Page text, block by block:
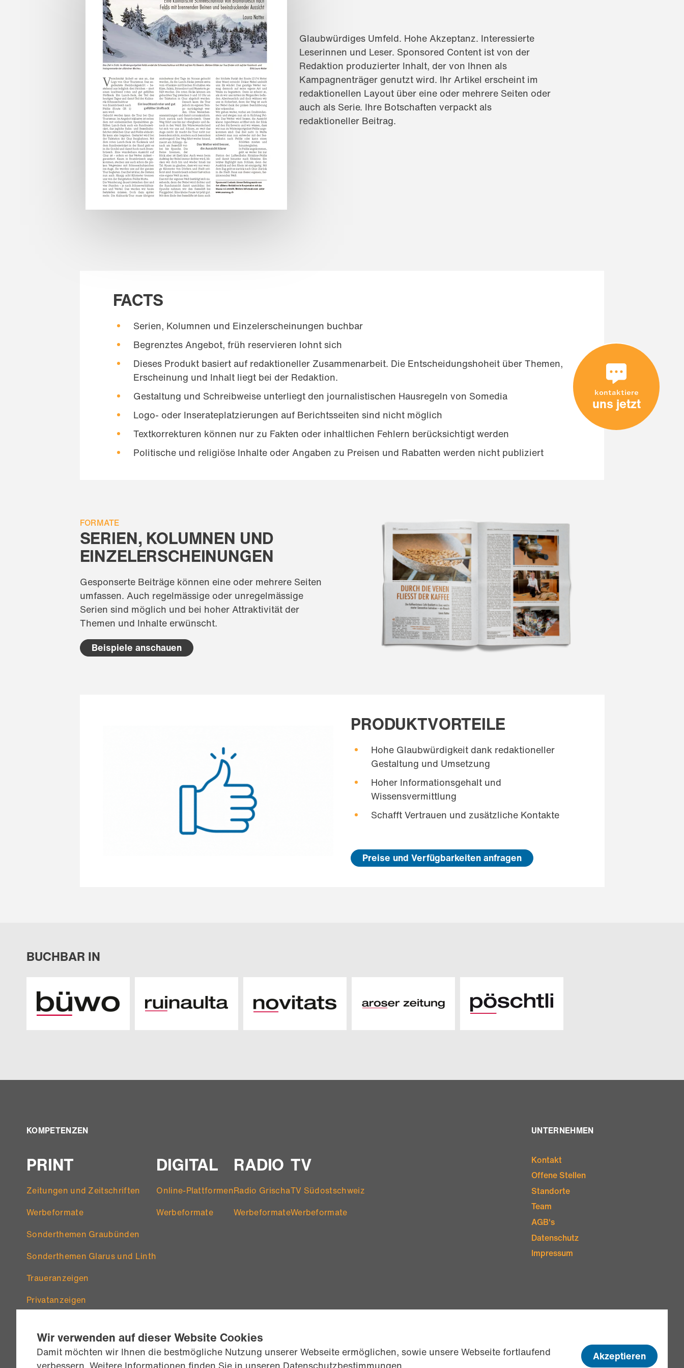
Glaubwürdiges Umfeld. Hohe Akzeptanz. Interessierte
Leserinnen und Leser. Sponsored Content ist von der
Redaktion produzierter Inhalt, der von Ihnen als
Kampagnenträger genutzt wird. Ihr Artikel erscheint im
redaktionellen Layout über eine oder mehrere Seiten oder
auch als Serie. Ihre Botschaften verpackt als
redaktioneller Beitrag.
FACTS
Serien, Kolumnen und Einzelerscheinungen buchbar
Begrenztes Angebot, früh reservieren lohnt sich
Dieses Produkt basiert auf redaktioneller Zusammenarbeit. Die Entscheidungshoheit über Themen,
Erscheinung und Inhalt liegt bei der Redaktion.
Gestaltung und Schreibweise unterliegt den journalistischen Hausregeln von Somedia
Logo- oder Inserateplatzierungen auf Berichtsseiten sind nicht möglich
Textkorrekturen können nur zu Fakten oder inhaltlichen Fehlern berücksichtigt werden
Politische und religiöse Inhalte oder Angaben zu Preisen und Rabatten werden nicht publiziert
FORMATE
SERIEN, KOLUMNEN UND
EINZELERSCHEINUNGEN
Gesponserte Beiträge können eine oder mehrere Seiten
umfassen. Auch regelmässige oder unregelmässige
Serien sind möglich und bei hoher Attraktivität der
Themen und Inhalte erwünscht.
Beispiele anschauen
PRODUKTVORTEILE
Hohe Glaubwürdigkeit dank redaktioneller
Gestaltung und Umsetzung
Hoher Informationsgehalt und
Wissensvermittlung
Schafft Vertrauen und zusätzliche Kontakte
Preise und Verfügbarkeiten anfragen
BUCHBAR IN
kontaktiere
uns jetzt
KOMPETENZEN
PRINT
Zeitungen und Zeitschriften
Werbeformate
Sonderthemen Graubünden
Sonderthemen Glarus und Linth
Traueranzeigen
Privatanzeigen
DIGITAL
Online-Plattformen
Werbeformate
RADIO
Radio Grischa
Werbeformate
TV
TV Südostschweiz
Werbeformate
UNTERNEHMEN
Kontakt
Offene Stellen
Standorte
Team
AGB's
Datenschutz
Impressum
Wir verwenden auf dieser Website Cookies
Damit möchten wir Ihnen die bestmögliche Nutzung unserer Webseite ermöglichen, sowie unsere Webseite fortlaufend
Akzeptieren